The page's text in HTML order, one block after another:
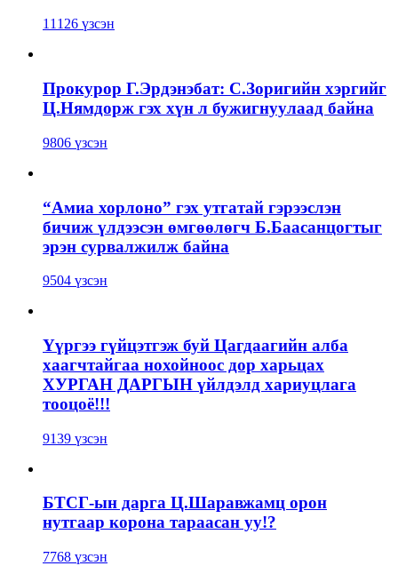
11126 үзсэн
Прокурор Г.Эрдэнэбат: С.Зоригийн хэргийг
Ц.Нямдорж гэх хүн л бужигнуулаад байна
9806 үзсэн
“Амиа хорлоно” гэх утгатай гэрээслэн
бичиж үлдээсэн өмгөөлөгч Б.Баасанцогтыг
эрэн сурвалжилж байна
9504 үзсэн
Үүргээ гүйцэтгэж буй Цагдаагийн алба
хаагчтайгаа нохойноос дор харьцах
ХУРГАН ДАРГЫН үйлдэлд хариуцлага
тооцоё!!!
9139 үзсэн
БТСГ-ын дарга Ц.Шаравжамц орон
нутгаар корона тараасан уу!?
7768 үзсэн